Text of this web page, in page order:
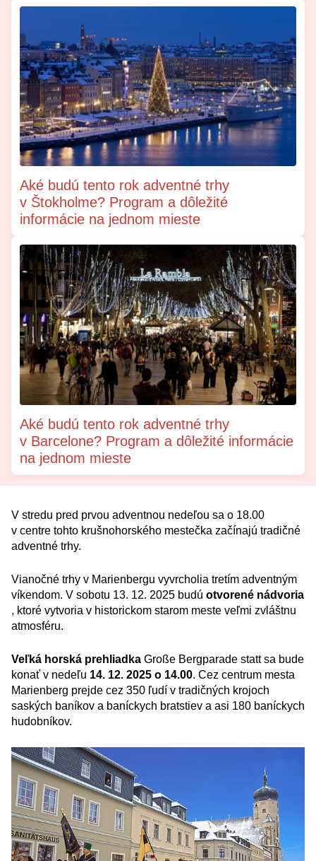
Aké budú tento rok adventné trhy
v Štokholme? Program a dôležité
informácie na jednom mieste
Aké budú tento rok adventné trhy
v Barcelone? Program a dôležité informácie
na jednom mieste
V stredu pred prvou adventnou nedeľou sa o 18.00
v centre tohto krušnohorského mestečka začínajú tradičné
adventné trhy.
Vianočné trhy v Marienbergu vyvrcholia tretím adventným
víkendom. V sobotu 13. 12. 2025 budú otvorené nádvoria
, ktoré vytvoria v historickom starom meste veľmi zvláštnu
atmosféru.
Veľká horská prehliadka Große Bergparade statt sa bude
konať v nedeľu 14. 12. 2025 o 14.00. Cez centrum mesta
Marienberg prejde cez 350 ľudí v tradičných krojoch
saských baníkov a baníckych bratstiev a asi 180 baníckych
hudobníkov.